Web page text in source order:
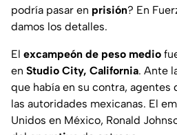
podría pasar en prisión? En
damos los detalles.
El excampeón de peso medio
en Studio City, California. Ante
que había en su contra, agentes
las autoridades mexicanas. El
Unidos en México, Ronald